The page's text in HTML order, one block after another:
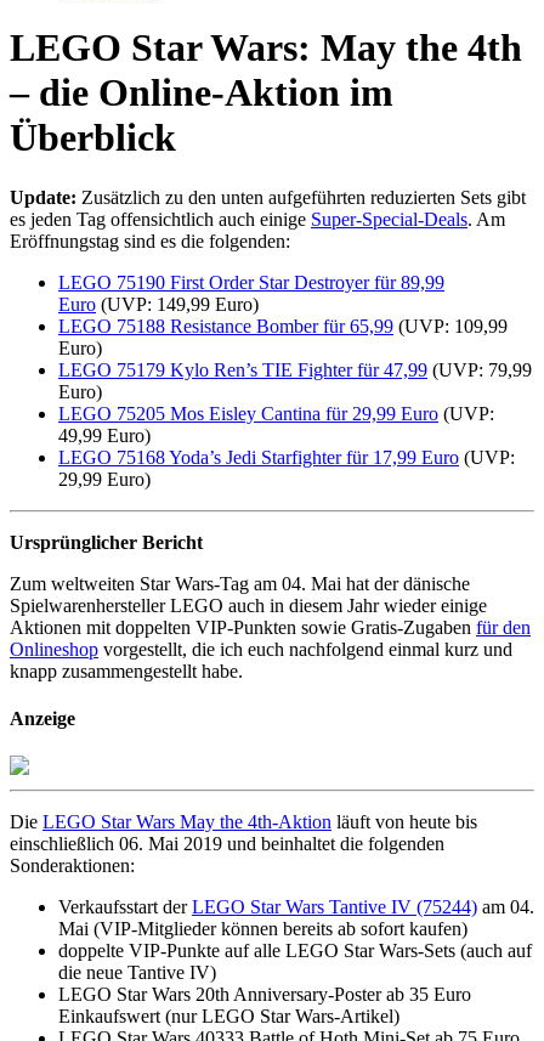
LEGO Star Wars: May the 4th
– die Online-Aktion im
Überblick
Update: Zusätzlich zu den unten aufgeführten reduzierten Sets gibt
es jeden Tag offensichtlich auch einige Super-Special-Deals. Am
Eröffnungstag sind es die folgenden:
LEGO 75190 First Order Star Destroyer für 89,99
Euro (UVP: 149,99 Euro)
LEGO 75188 Resistance Bomber für 65,99 (UVP: 109,99
Euro)
LEGO 75179 Kylo Ren’s TIE Fighter für 47,99 (UVP: 79,99
Euro)
LEGO 75205 Mos Eisley Cantina für 29,99 Euro (UVP:
49,99 Euro)
LEGO 75168 Yoda’s Jedi Starfighter für 17,99 Euro (UVP:
29,99 Euro)
Ursprünglicher Bericht
Zum weltweiten Star Wars-Tag am 04. Mai hat der dänische
Spielwarenhersteller LEGO auch in diesem Jahr wieder einige
Aktionen mit doppelten VIP-Punkten sowie Gratis-Zugaben für den
Onlineshop vorgestellt, die ich euch nachfolgend einmal kurz und
knapp zusammengestellt habe.
Anzeige
Die LEGO Star Wars May the 4th-Aktion läuft von heute bis
einschließlich 06. Mai 2019 und beinhaltet die folgenden
Sonderaktionen:
Verkaufsstart derLEGO Star Wars Tantive IV (75244) am 04.
Mai (VIP-Mitglieder können bereits ab sofort kaufen)
doppelte VIP-Punkte auf alle LEGO Star Wars-Sets (auch auf
die neue Tantive IV)
LEGO Star Wars 20th Anniversary-Poster ab 35 Euro
Einkaufswert (nur LEGO Star Wars-Artikel)